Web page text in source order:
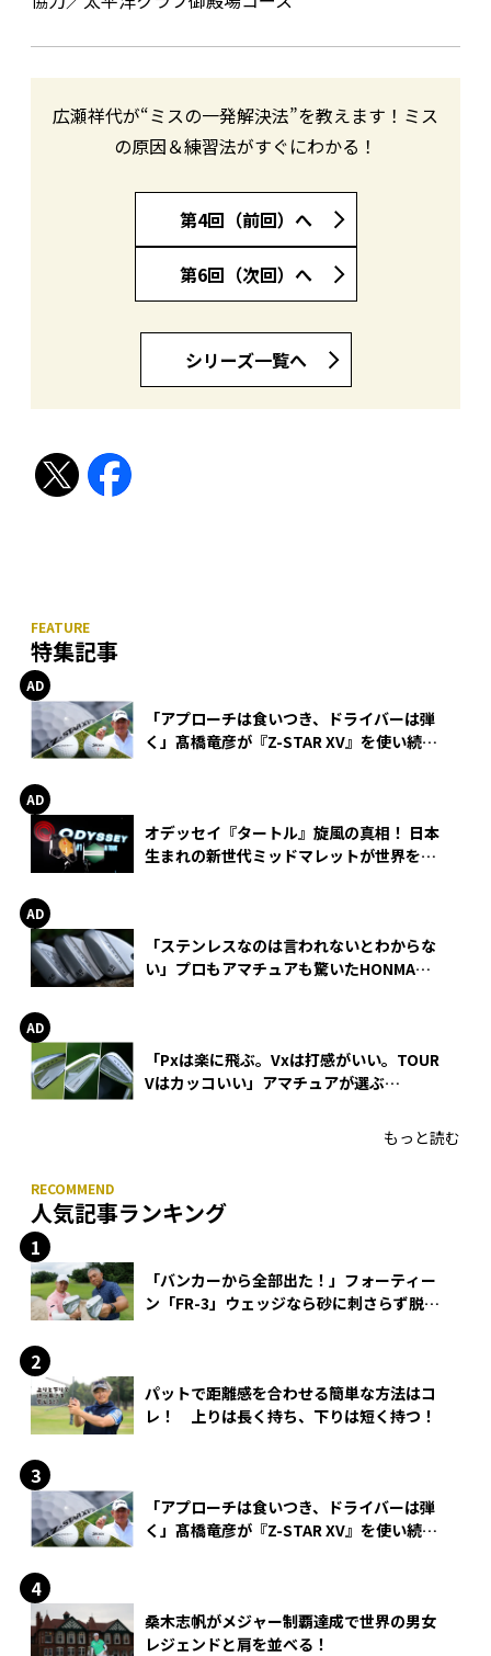
広瀬祥代が“ミスの一発解決法”を教えます！ミス
の原因＆練習法がすぐにわかる！
第4回（前回）へ
第6回（次回）へ
シリーズ一覧へ
特集記事
「アプローチは食いつき、ドライバーは弾
く」髙橋竜彦が『Z-STAR XV』を使い続け
オデッセイ『タートル』旋風の真相！ 日本
生まれの新世代ミッドマレットが世界を席
「ステンレスなのは言われないとわからな
い」プロもアマチュアも驚いたHONMA
「Pxは楽に飛ぶ。Vxは打感がいい。TOUR
Vはカッコいい」アマチュアが選ぶ
もっと読む
人気記事ランキング
「バンカーから全部出た！」フォーティー
ン「FR-3」ウェッジなら砂に刺さらず脱出
パットで距離感を合わせる簡単な方法はコ
レ！ 上りは長く持ち、下りは短く持つ！
「アプローチは食いつき、ドライバーは弾
く」髙橋竜彦が『Z-STAR XV』を使い続け
桑木志帆がメジャー制覇達成で世界の男女
レジェンドと肩を並べる！